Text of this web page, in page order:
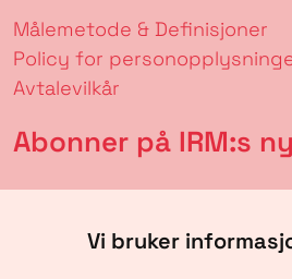
Vi bruker
Målemetode & Definisjoner
Policy for
Avtalevilkår
Abonner på IRM:s